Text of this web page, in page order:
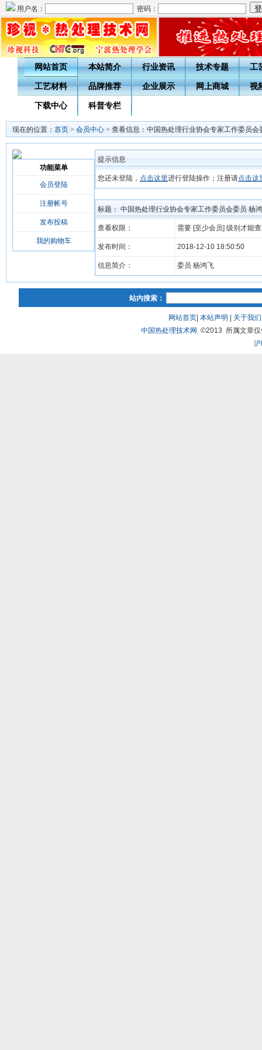
用户名： 密码：
网站首页 本站简介 行业资讯 技术专题 工
工艺材料 品牌推荐 企业展示 网上商城 视
下载中心 科普专栏
现在的位置： 首页 > 会员中心 > 查看信息：中国热处理行业协会专家工作委员会
功能菜单
会员登陆
注册帐号
发布投稿
我的购物车
提示信息
您还未登陆， 点击这里进行登陆操作；注册请点击这
标题： 中国热处理行业协会专家工作委员会委员 杨
查看权限： 需要 [至少会员] 级别才能
发布时间： 2018-12-10 18:50:50
信息简介： 委员 杨鸿飞
站内搜索：
网站首页| 本站声明 关于我们
中国热处理技术网 ©2013 所属文章仅